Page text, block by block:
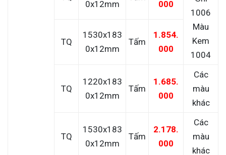
0x12mm
000
1006
Màu
Kem
1004
TQ
1530x183
0x12mm
Tấm
1.854.
000
TQ
1220x183
0x12mm
Tấm
1.685.
000
Các
màu
khác
TQ
1530x183
0x12mm
Tấm
2.178.
000
Các
màu
khác